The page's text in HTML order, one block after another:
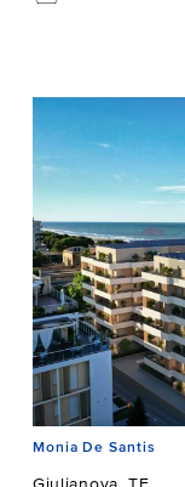
Monia De Santis